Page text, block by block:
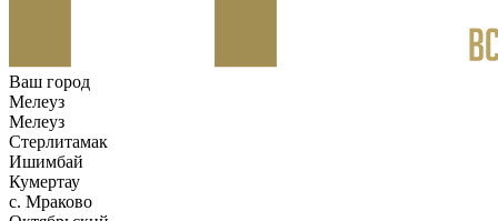
Ваш город
Мелеуз
Мелеуз
Стерлитамак
Ишимбай
Кумертау
c. Мраково